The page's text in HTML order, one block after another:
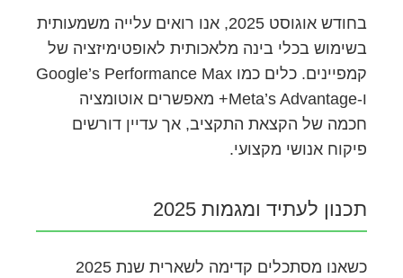
בחודש אוגוסט 2025, אנו רואים עלייה משמעותית
בשימוש בכלי בינה מלאכותית לאופטימיזציה של
קמפיינים. כלים כמו Google’s Performance Max
ו-Meta’s Advantage+ מאפשרים אוטומציה
חכמה של הקצאת התקציב, אך עדיין דורשים
פיקוח אנושי מקצועי.
תכנון לעתיד ומגמות 2025
כשאנו מסתכלים קדימה לשארית שנת 2025